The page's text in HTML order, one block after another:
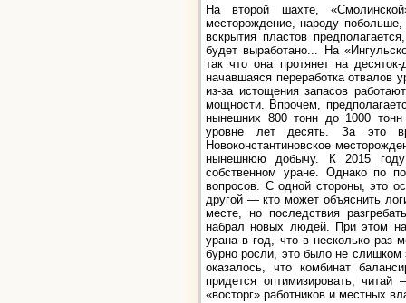
На второй шахте,
месторождение, народу
вскрытия пластов
будет выработано... На
так что она протянет на
начавшаяся переработка отвалов
из-за истощения запасов
мощности. Впрочем,
нынешних 800 тонн до 1000 тонн
уровне лет десять. За это
Новоконстантиновское
нынешнюю добычу. К 2015 году
собственном уране. Однако по
вопросов. С одной стороны, это
другой — кто может объяснить
месте, но последствия
набрал новых людей. При этом на
урана в год, что в несколько раз
бурно росли, это было не слишком
оказалось, что комбинат
придется оптимизировать,
«восторг» работников и местных